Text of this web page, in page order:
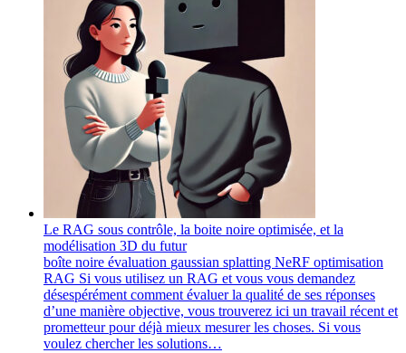
Le RAG sous contrôle, la boite noire optimisée, et la
modélisation 3D du futur
boîte noire évaluation gaussian splatting NeRF optimisation
RAG Si vous utilisez un RAG et vous vous demandez
désespérément comment évaluer la qualité de ses réponses
d’une manière objective, vous trouverez ici un travail récent et
prometteur pour déjà mieux mesurer les choses. Si vous
voulez chercher les solutions…